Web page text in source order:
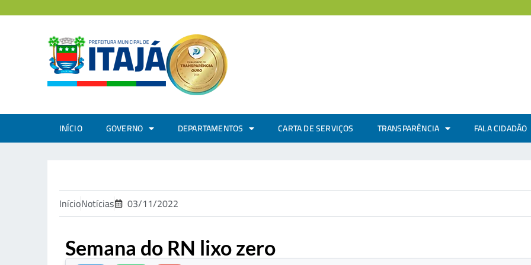
INÍCIO GOVERNO DEPARTAMENTOS CARTA DE SERVIÇOS TRANSPARÊNCIA FALA CIDADÃO
InícioNotícias 03/11/2022
Semana do RN lixo zero.